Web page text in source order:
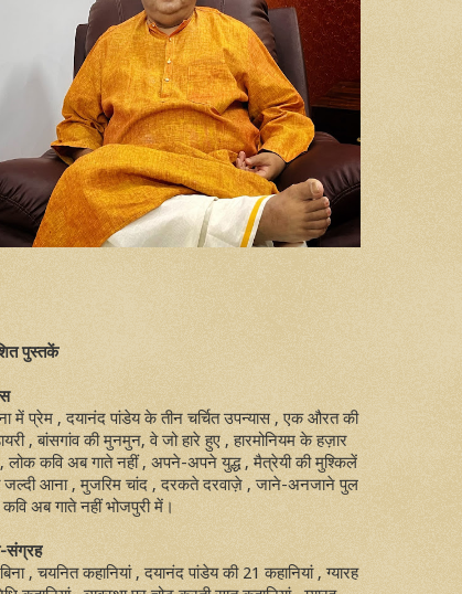
पुस्तकें
में प्रेम , दयानंद पांडेय के तीन चर्चित उपन्यास , एक औरत की
, बांसगांव की मुनमुन, वे जो हारे हुए , हारमोनियम के हज़ार
कवि अब गाते नहीं , अपने-अपने युद्ध , मैत्रेयी की मुश्किलें
जल्दी आना , मुजरिम चांद , दरकते दरवाज़े , जाने-अनजाने पुल
अब गाते नहीं भोजपुरी में।
संग्रह
बिना , चयनित कहानियां , दयानंद पांडेय की 21 कहानियां , ग्यारह